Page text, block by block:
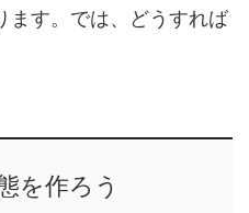
ます。では、どうすれば
を作ろう